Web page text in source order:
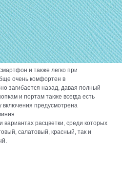
и также легко при
очень комфортен в
загибается назад, давая полный
и портам также всегда есть
включения предусмотрена
вариантах расцветки, среди которых
салатовый, красный, так и